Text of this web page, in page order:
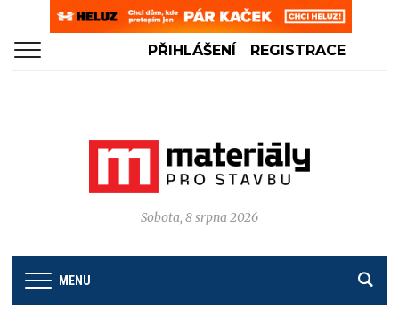
PŘIHLÁŠENÍ REGISTRACE
Sobota, 8 srpna 2026
MENU